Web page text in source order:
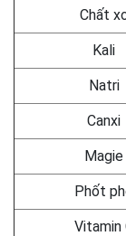
Chất
Kali
Natri
Canxi
Magie
Phốt
Vitamin